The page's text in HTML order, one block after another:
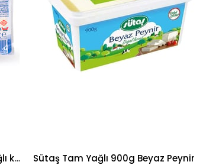
Kebir Kaşar Peynir 600gr Tam Yağlı kebirsüt Sütaş Tam Yağlı 900g Beyaz Peynir